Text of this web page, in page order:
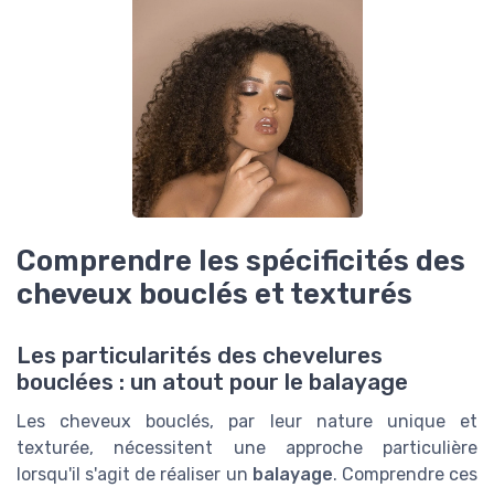
Comprendre les spécificités des
cheveux bouclés et texturés
Les particularités des chevelures
bouclées : un atout pour le balayage
Les cheveux bouclés, par leur nature unique et
texturée, nécessitent une approche particulière
lorsqu'il s'agit de réaliser un balayage. Comprendre ces